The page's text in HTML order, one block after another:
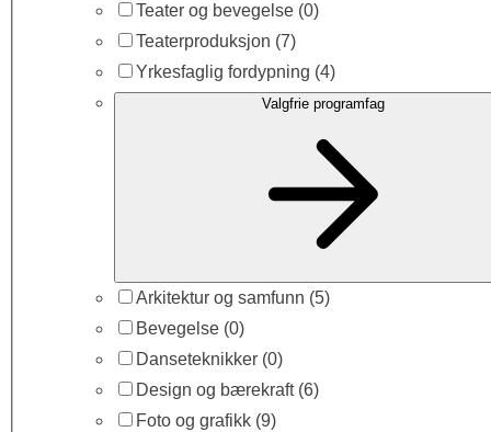
Teater og bevegelse (0)
Teaterproduksjon (7)
Yrkesfaglig fordypning (4)
Valgfrie programfag
Arkitektur og samfunn (5)
Bevegelse (0)
Danseteknikker (0)
Design og bærekraft(6)
Foto og grafikk (9)